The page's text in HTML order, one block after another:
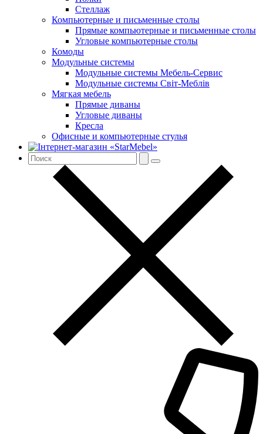
Стеллаж
Компьютерные и письменные столы
Прямые компьютерные и письменные столы
Угловые компьютерные столы
Комоды
Модульные системы
Модульные системы Мебель-Сервис
Модульные системы Світ-Meблів
Мягкая мебель
Прямые диваны
Угловые диваны
Кресла
Офисные и компьютерные стулья